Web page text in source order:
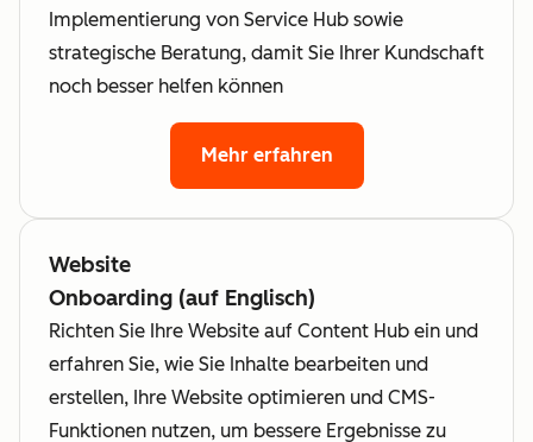
Implementierung von Service Hub sowie
strategische Beratung, damit Sie Ihrer Kundschaft
noch besser helfen können
Mehr erfahren
Website
Onboarding (auf Englisch)
Richten Sie Ihre Website auf Content Hub ein und
erfahren Sie, wie Sie Inhalte bearbeiten und
erstellen, Ihre Website optimieren und CMS-
Funktionen nutzen, um bessere Ergebnisse zu